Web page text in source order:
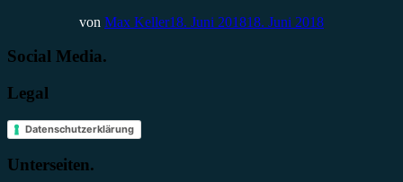
von Max Keller18. Juni 201818. Juni 2018
Social Media.
Legal
Datenschutzerklärung
Unterseiten.